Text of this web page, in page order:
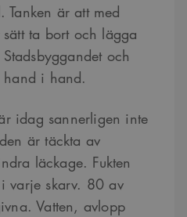
Tanken är att med
ta bort och lägga
och
hand i hand.
idag sannerligen inte
är täckta av
läckage. Fukten
varje skarv. 80 av
Vatten, avlopp